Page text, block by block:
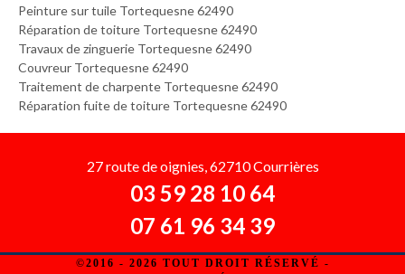
Peinture sur tuile Tortequesne 62490
Réparation de toiture Tortequesne 62490
Travaux de zinguerie Tortequesne 62490
Couvreur Tortequesne 62490
Traitement de charpente Tortequesne 62490
Réparation fuite de toiture Tortequesne 62490
27 route de oignies, 62710 Courrières
03 59 28 10 64
07 61 96 34 39
©2016 - 2026 TOUT DROIT RÉSERVÉ -